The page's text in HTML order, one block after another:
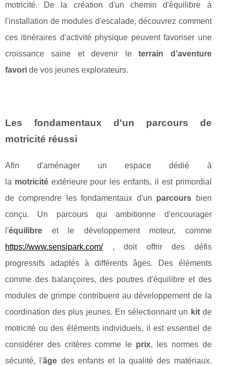
motricité. De la création d'un chemin d'équilibre à
l'installation de modules d'escalade, découvrez comment
ces itinéraires d'activité physique peuvent favoriser une
croissance saine et devenir leterrain d’aventure
favori de vos jeunes explorateurs.
Les fondamentaux d'un parcours de
motricité réussi
Afin d'aménager un espace dédié à
la motricitéextérieure pour les enfants, il est primordial
de comprendre les fondamentaux d'un parcours bien
conçu. Un parcours qui ambitionne d'encourager
l'équilibre et le développement moteur, comme
https://www.sensipark.com/, doit offrir des défis
progressifs adaptés à différents âges. Des éléments
comme des balançoires, des poutres d'équilibre et des
modules de grimpe contribuent au développement de la
coordination des plus jeunes. En sélectionnant un kitde
motricité ou des éléments individuels, il est essentiel de
considérer des critères comme le prix, les normes de
sécurité, l'âge des enfants et la qualité des matériaux.